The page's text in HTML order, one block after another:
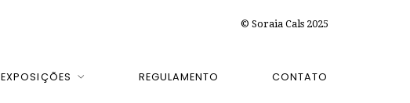
© Soraia Cals 2025
EXPOSIÇÕES REGULAMENTO CONTATO